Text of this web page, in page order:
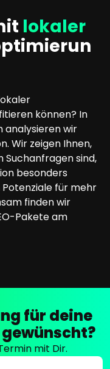
lokaler
können? In
analysieren wir
Wir zeigen Ihnen,
Suchanfragen sind,
besonders
für mehr
finden wir
Pakete am
für deine
mit Dir.